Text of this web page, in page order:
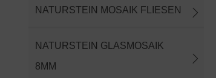
NATURSTEIN MOSAIK FLIESEN
NATURSTEIN GLASMOSAIK
8MM